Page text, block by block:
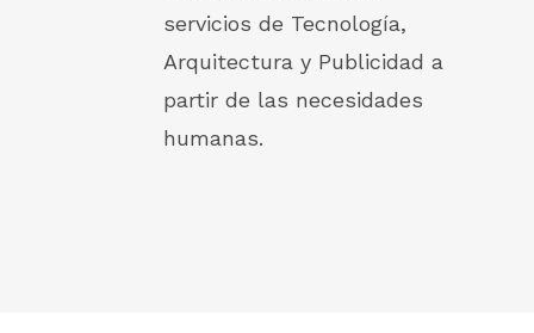
servicios de Tecnología,
Arquitectura y Publicidad a
partir de las necesidades
humanas.